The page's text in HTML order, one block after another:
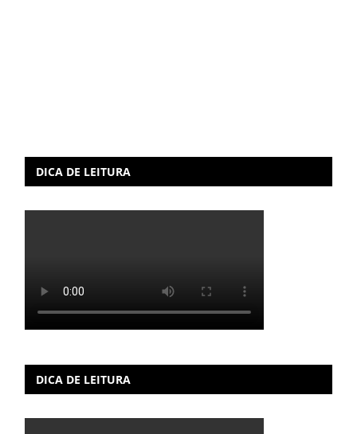
DICA DE LEITURA
DICA DE LEITURA